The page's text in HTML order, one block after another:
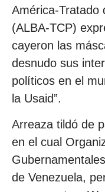
América-Tratado
(ALBA-TCP)
cayeron las
desnudo sus
políticos en el
la Usaid”.
Arreaza tildó de
en el cual
de Venezuela,